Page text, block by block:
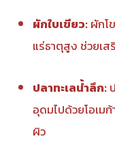
ผักใบเขียว: ผักโ
แร่ธาตุสูง ช่วยเ
ปลาทะเลน้ำลึก:
อุดมไปด้วยโอเม
ผิว